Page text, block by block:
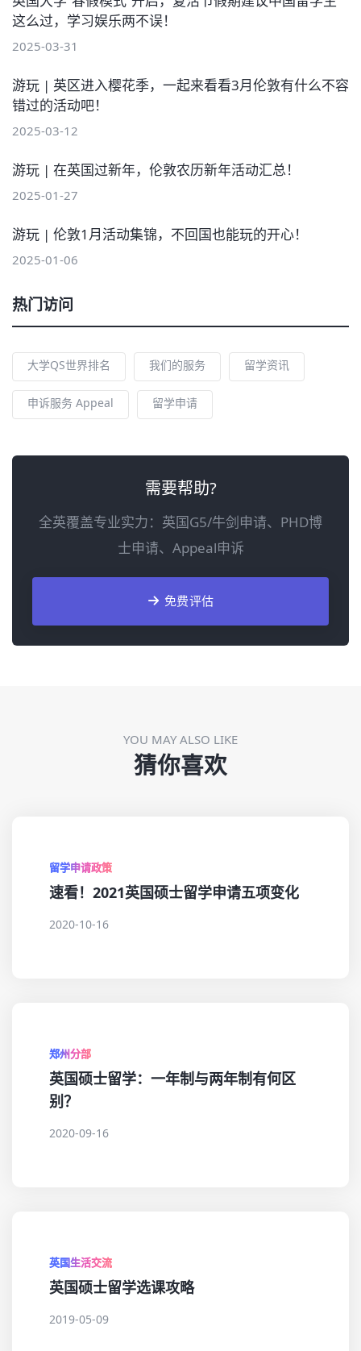
这么过，学习娱乐两不误！
2025-03-31
游玩 | 英区进入樱花季，一起来看看3月伦敦有什么不容
错过的活动吧！
2025-03-12
游玩 | 在英国过新年，伦敦农历新年活动汇总！
2025-01-27
游玩 | 伦敦1月活动集锦，不回国也能玩的开心！
2025-01-06
热门访问
大学QS世界排名 我们的服务 留学资讯
申诉服务 Appeal 留学申请
需要帮助?
全英覆盖专业实力：英国G5/牛剑申请、PHD博
士申请、Appeal申诉
免费评估
YOU MAY ALSO LIKE
猜你喜欢
留学申请政策
速看！2021英国硕士留学申请五项变化
2020-10-16
郑州分部
英国硕士留学：一年制与两年制有何区
别？
2020-09-16
英国生活交流
英国硕士留学选课攻略
2019-05-09